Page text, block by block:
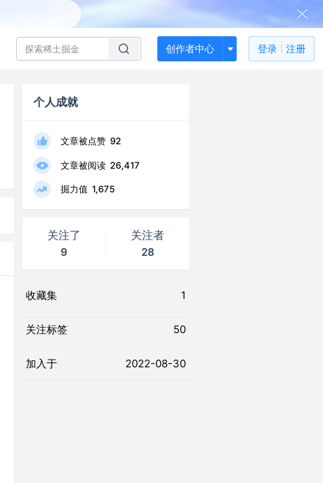
创作者中心 登录 注册
个人成就
文章被点赞 92
文章被阅读 26,417
掘力值 1,675
关注了
9
关注者
28
收藏集 1
关注标签 50
加入于 2022-08-30